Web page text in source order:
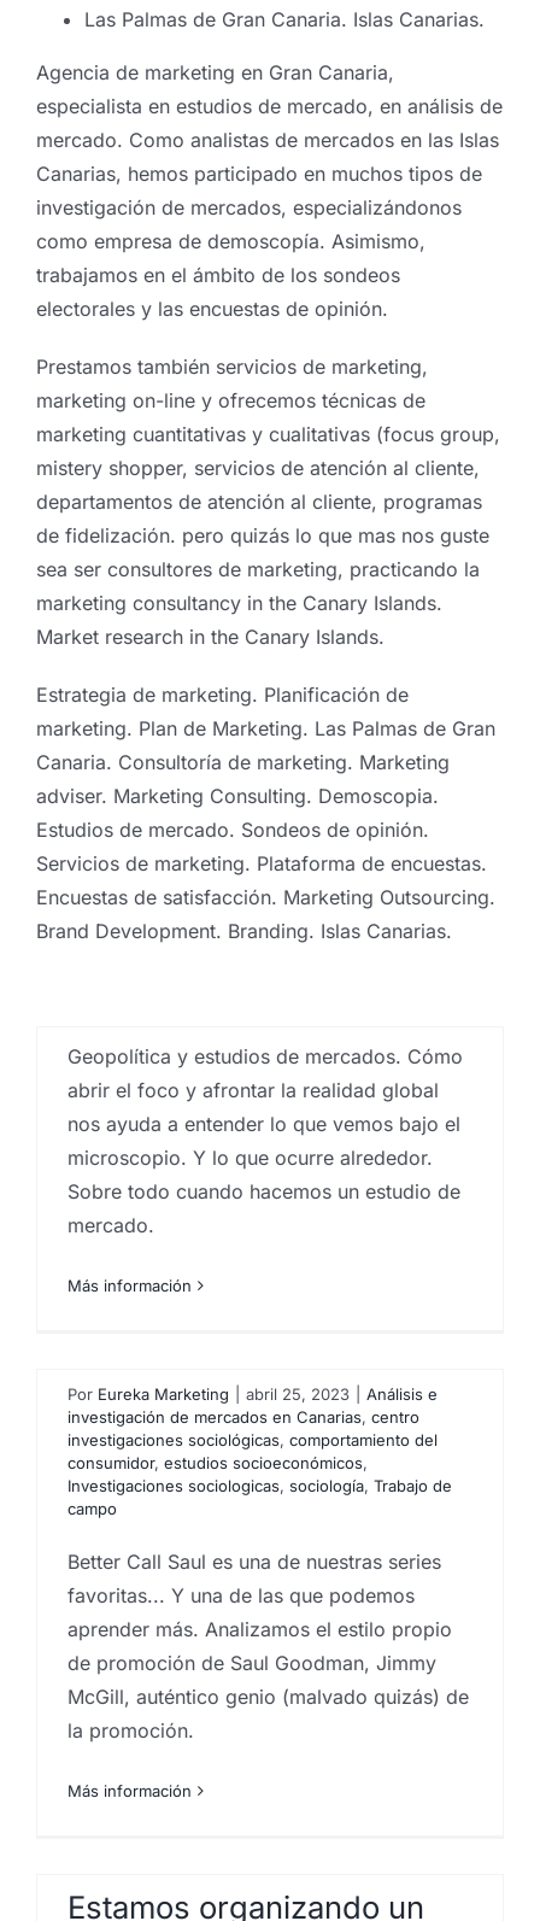
Las Palmas de Gran Canaria. Islas Canarias.
Agencia de marketing en Gran Canaria,
especialista en estudios de mercado, en análisis de
mercado. Como analistas de mercados en las Islas
Canarias, hemos participado en muchos tipos de
investigación de mercados, especializándonos
como empresa de demoscopía. Asimismo,
trabajamos en el ámbito de los sondeos
electorales y las encuestas de opinión.
Prestamos también servicios de marketing,
marketing on-line y ofrecemos técnicas de
marketing cuantitativas y cualitativas (focus group,
mistery shopper, servicios de atención al cliente,
departamentos de atención al cliente, programas
de fidelización. pero quizás lo que mas nos guste
sea ser consultores de marketing, practicando la
marketing consultancy in the Canary Islands.
Market research in the Canary Islands.
Estrategia de marketing. Planificación de
marketing. Plan de Marketing. Las Palmas de Gran
Canaria. Consultoría de marketing. Marketing
adviser. Marketing Consulting. Demoscopia.
Estudios de mercado. Sondeos de opinión.
Servicios de marketing. Plataforma de encuestas.
Encuestas de satisfacción. Marketing Outsourcing.
Brand Development. Branding. Islas Canarias.
La geopolítica y los
estudios de mercados
PorEureka Marketing junio 13, 2023 | Análisis e
investigación de mercados en Canarias ,Analistas de
mercado ,Big Data,Big Data Analysis,centro
investigaciones sociológicas
Estudios cualitativos
estudios cuantitativos ,Estudios de mercado,estudios
Geopolítica y estudios de mercados. Cómo
abrir el foco y afrontar la realidad global
nos ayuda a entender lo que vemos bajo el
microscopio. Y lo que ocurre alrededor.
Sobre todo cuando hacemos un estudio de
mercado.
Más información
El marketing de Saul
Por Eureka Marketing abril 25, 2023
Análisis e
investigación de mercados en Canarias, centro
investigaciones sociológicas, comportamiento del
consumidor, estudios socioeconómicos,
Investigaciones sociologicas, sociología, Trabajo de
campo
Better Call Saul es una de nuestras series
favoritas... Y una de las que podemos
aprender más. Analizamos el estilo propio
de promoción de Saul Goodman, Jimmy
McGill, auténtico genio (malvado quizás) de
la promoción.
Más información
Estamos organizando un